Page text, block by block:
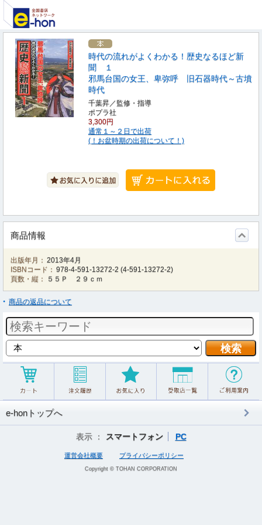
時代の流れがよくわかる！歴史なるほど新
聞 １
邪馬台国の女王、卑弥呼 旧石器時代～古墳
時代
千葉昇／監修・指導
ポプラ社
3,300円
通常１～２日で出荷
(！お盆時期の出荷について！)
商品情報
出版年月： 2013年4月
ISBNコード： 978-4-591-13272-2 (4-591-13272-2)
頁数・縦：
５５Ｐ ２９ｃｍ
商品の返品について
e-honトップへ
表示 ： スマートフォン PC
運営会社概要 プライバシーポリシー
Copyright © TOHAN CORPORATION